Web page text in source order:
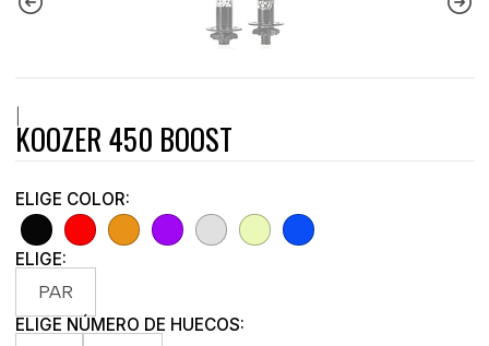
KOOZER 450 BOOST
ELIGE COLOR:
ELIGE:
PAR
ELIGE NÚMERO DE HUECOS: